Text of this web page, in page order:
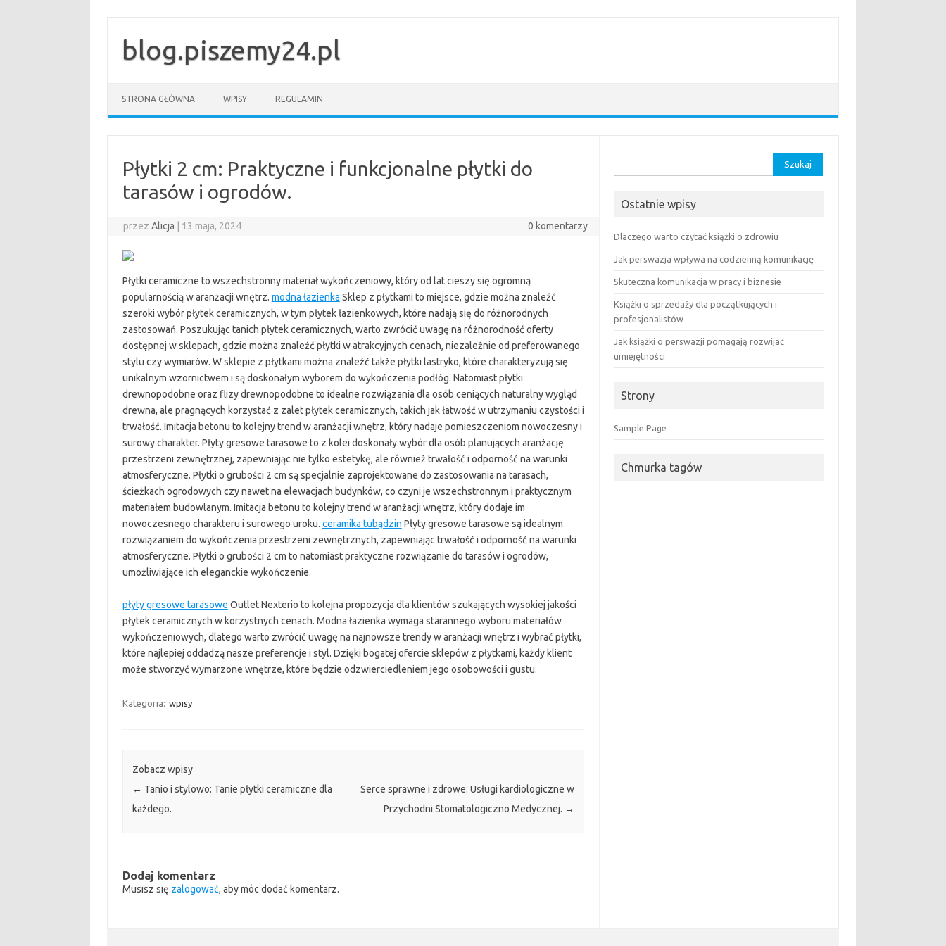
treściblog.piszemy24.pl
STRONA GŁÓWNA WPISY REGULAMIN
Płytki 2 cm: Praktyczne i funkcjonalne płytki do
tarasów i ogrodów.
przezAlicja 13 maja, 2024 0 komentarzy
Płytki ceramiczne to wszechstronny materiał wykończeniowy, który od lat cieszy się ogromną
popularnością w aranżacji wnętrz. modna łazienka Sklep z płytkami to miejsce, gdzie można znaleźć
szeroki wybór płytek ceramicznych, w tym płytek łazienkowych, które nadają się do różnorodnych
zastosowań. Poszukując tanich płytek ceramicznych, warto zwrócić uwagę na różnorodność oferty
dostępnej w sklepach, gdzie można znaleźć płytki w atrakcyjnych cenach, niezależnie od preferowanego
stylu czy wymiarów. W sklepie z płytkami można znaleźć także płytki lastryko, które charakteryzują się
unikalnym wzornictwem i są doskonałym wyborem do wykończenia podłóg. Natomiast płytki
drewnopodobne oraz flizy drewnopodobne to idealne rozwiązania dla osób ceniących naturalny wygląd
drewna, ale pragnących korzystać z zalet płytek ceramicznych, takich jak łatwość w utrzymaniu czystości i
trwałość. Imitacja betonu to kolejny trend w aranżacji wnętrz, który nadaje pomieszczeniom nowoczesny i
surowy charakter. Płyty gresowe tarasowe to z kolei doskonały wybór dla osób planujących aranżację
przestrzeni zewnętrznej, zapewniając nie tylko estetykę, ale również trwałość i odporność na warunki
atmosferyczne. Płytki o grubości 2 cm są specjalnie zaprojektowane do zastosowania na tarasach,
ścieżkach ogrodowych czy nawet na elewacjach budynków, co czyni je wszechstronnym i praktycznym
materiałem budowlanym. Imitacja betonu to kolejny trend w aranżacji wnętrz, który dodaje im
nowoczesnego charakteru i surowego uroku. ceramika tubądzin Płyty gresowe tarasowe są idealnym
rozwiązaniem do wykończenia przestrzeni zewnętrznych, zapewniając trwałość i odporność na warunki
atmosferyczne. Płytki o grubości 2 cm to natomiast praktyczne rozwiązanie do tarasów i ogrodów,
umożliwiające ich eleganckie wykończenie.
płyty gresowe tarasowe Outlet Nexterio to kolejna propozycja dla klientów szukających wysokiej jakości
płytek ceramicznych w korzystnych cenach. Modna łazienka wymaga starannego wyboru materiałów
wykończeniowych, dlatego warto zwrócić uwagę na najnowsze trendy w aranżacji wnętrz i wybrać płytki,
które najlepiej oddadzą nasze preferencje i styl. Dzięki bogatej ofercie sklepów z płytkami, każdy klient
może stworzyć wymarzone wnętrze, które będzie odzwierciedleniem jego osobowości i gustu.
Kategoria: wpisy
Zobacz wpisy
← Tanio i stylowo: Tanie płytki ceramiczne dla
każdego.
Serce sprawne i zdrowe: Usługi kardiologiczne w
Przychodni Stomatologiczno Medycznej. →
Dodaj komentarz
Musisz się zalogować, aby móc dodać komentarz.
Ostatnie wpisy
Dlaczego warto czytać książki o zdrowiu
Jak perswazja wpływa na codzienną komunikację
Skuteczna komunikacja w pracy i biznesie
Książki o sprzedaży dla początkujących i
profesjonalistów
Jak książki o perswazji pomagają rozwijać
umiejętności
Strony
Sample Page
Chmurka tagów